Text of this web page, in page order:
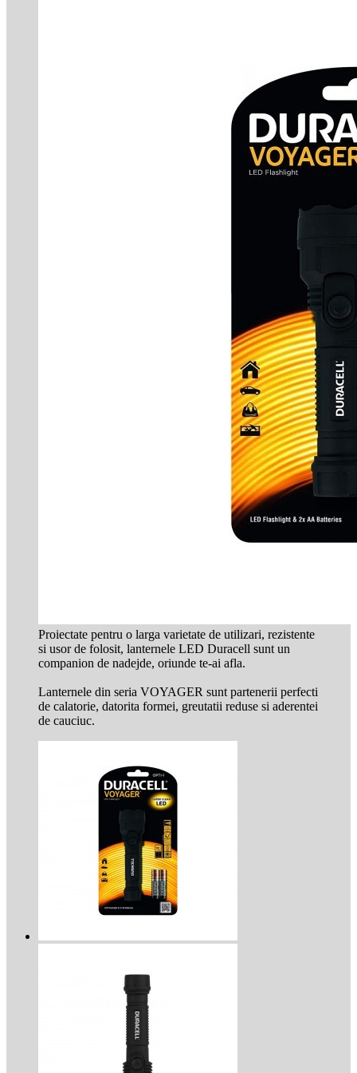
Proiectate pentru o larga varietate de utilizari, rezistente
si usor de folosit, lanternele LED Duracell sunt un
companion de nadejde, oriunde te-ai afla.
Lanternele din seria VOYAGER sunt partenerii perfecti
de calatorie, datorita formei, greutatii reduse si aderentei
de cauciuc.